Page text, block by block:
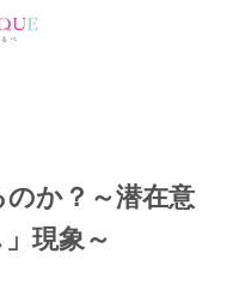
か？～潜在意
現象～